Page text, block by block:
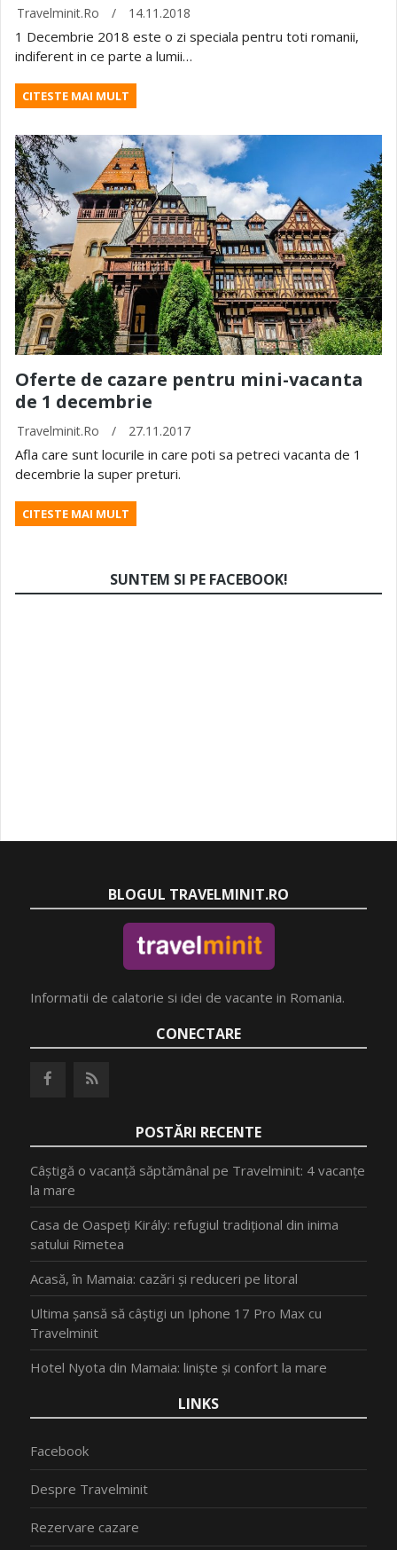
Travelminit.ro / 14.11.2018
1 Decembrie 2018 este o zi speciala pentru toti romanii,
indiferent in ce parte a lumii…
CITESTE MAI MULT
Oferte de cazare pentru mini-vacanta
de 1 decembrie
Travelminit.ro / 27.11.2017
Afla care sunt locurile in care poti sa petreci vacanta de 1
decembrie la super preturi.
CITESTE MAI MULT
SUNTEM SI PE FACEBOOK!
BLOGUL TRAVELMINIT.RO
Informatii de calatorie si idei de vacante in Romania.
CONECTARE
POSTĂRI RECENTE
Câștigă o vacanță săptămânal pe Travelminit: 4 vacanțe
la mare
Casa de Oaspeți Király: refugiul tradițional din inima
satului Rimetea
Acasă, în Mamaia: cazări și reduceri pe litoral
Ultima șansă să câștigi un Iphone 17 Pro Max cu
Travelminit
Hotel Nyota din Mamaia: liniște și confort la mare
LINKS
Facebook
Despre Travelminit
Rezervare cazare